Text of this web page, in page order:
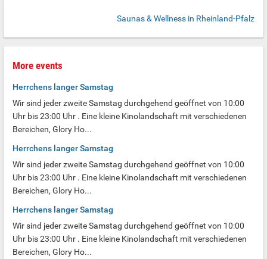
Saunas & Wellness in Rheinland-Pfalz
More events
Herrchens langer Samstag
Wir sind jeder zweite Samstag durchgehend geöffnet von 10:00
Uhr bis 23:00 Uhr . Eine kleine Kinolandschaft mit verschiedenen
Bereichen, Glory Ho...
Herrchens langer Samstag
Wir sind jeder zweite Samstag durchgehend geöffnet von 10:00
Uhr bis 23:00 Uhr . Eine kleine Kinolandschaft mit verschiedenen
Bereichen, Glory Ho...
Herrchens langer Samstag
Wir sind jeder zweite Samstag durchgehend geöffnet von 10:00
Uhr bis 23:00 Uhr . Eine kleine Kinolandschaft mit verschiedenen
Bereichen, Glory Ho...